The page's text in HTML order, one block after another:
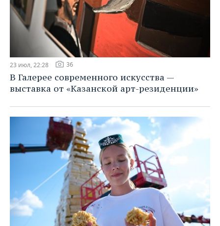
23 июл, 22:28 36
В Галерее современного искусства —
выставка от «Казанской арт-резиденции»